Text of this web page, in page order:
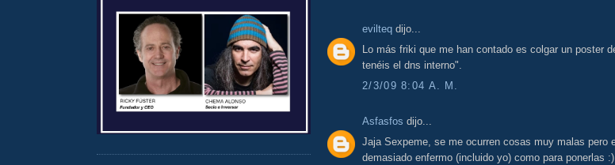
evilteq dijo...
Lo más friki que me han contado es colgar un poster
tenéis el dns interno".
2/3/09 8:04 A. M.
Asfasfos dijo...
Jaja Sexpeme, se me ocurren cosas muy malas pero
demasiado enfermo (incluido yo) como para ponerlas